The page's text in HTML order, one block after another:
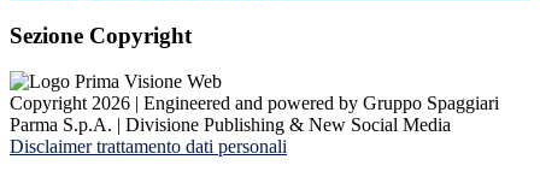
Sezione Copyright
Copyright 2026 | Engineered and powered by Gruppo Spaggiari
Parma S.p.A. | Divisione Publishing & New Social Media
Disclaimer trattamento dati personali